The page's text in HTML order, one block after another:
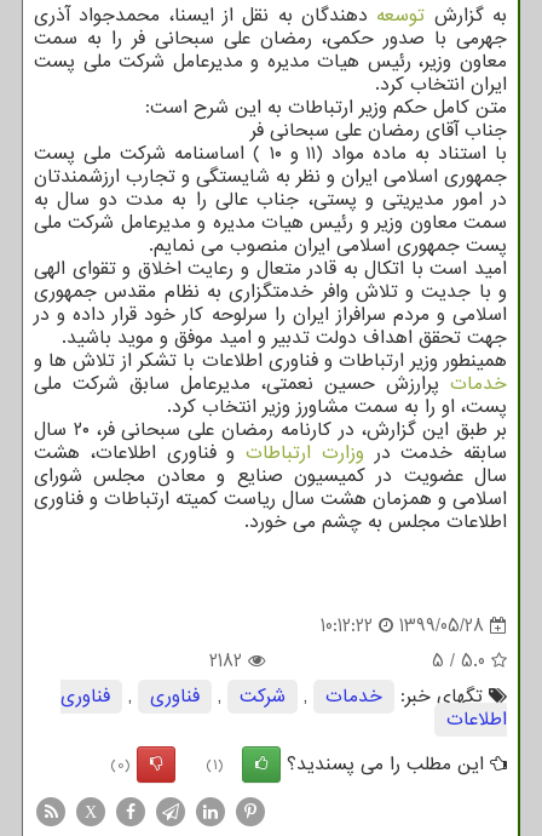
به گزارش توسعه دهندگان به نقل از ایسنا، محمدجواد آذری
جهرمی با صدور حکمی، رمضان علی سبحانی فر را به سمت
معاون وزیر، رئیس هیات مدیره و مدیرعامل شرکت ملی پست
ایران انتخاب کرد.
متن کامل حکم وزیر ارتباطات به این شرح است:
جناب آقای رمضان علی سبحانی فر
با استناد به ماده مواد (۱۱ و ۱۰ ) اساسنامه شرکت ملی پست
جمهوری اسلامی ایران و نظر به شایستگی و تجارب ارزشمندتان
در امور مدیریتی و پستی، جناب عالی را به مدت دو سال به
سمت معاون وزیر و رئیس هیات مدیره و مدیرعامل شرکت ملی
پست جمهوری اسلامی ایران منصوب می نمایم.
امید است با اتکال به قادر متعال و رعایت اخلاق و تقوای الهی
و با جدیت و تلاش وافر خدمتگزاری به نظام مقدس جمهوری
اسلامی و مردم سرافراز ایران را سرلوحه کار خود قرار داده و در
جهت تحقق اهداف دولت تدبیر و امید موفق و موید باشید.
همینطور وزیر ارتباطات و فناوری اطلاعات با تشکر از تلاش ها و
خدمات پرارزش حسین نعمتی، مدیرعامل سابق شرکت ملی
پست، او را به سمت مشاورز وزیر انتخاب کرد.
بر طبق این گزارش، در کارنامه رمضان علی سبحانی فر، ۲۰ سال
سابقه خدمت در وزارت ارتباطات و فناوری اطلاعات، هشت
سال عضویت در کمیسیون صنایع و معادن مجلس شورای
اسلامی و همزمان هشت سال ریاست کمیته ارتباطات و فناوری
اطلاعات مجلس به چشم می خورد.
1399/05/28
10:12:22
5.0
/
5
2182
تگهای خبر:
خدمات , شركت , فناوری , فناوری
اطلاعات
این مطلب را می پسندید؟
(1)
(0)
X